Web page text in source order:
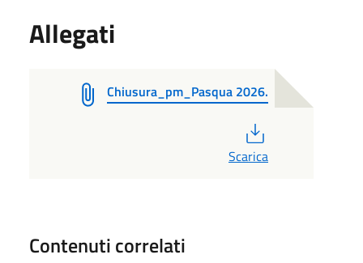
Allegati
Chiusura_pm_Pasqua 2026.
Scarica
Contenuti correlati